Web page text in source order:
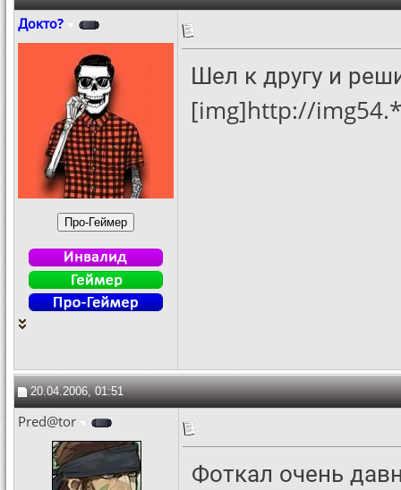
Докто?
Шел к другу и
[img]http://
20.04.2006, 01:51
Pred@tor
Фоткал очень